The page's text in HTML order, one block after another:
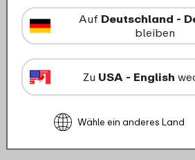
Starterset
Mepal Mio 4-teilig -
3049
Auf Deutschland -
bleiben
Zu USA - English